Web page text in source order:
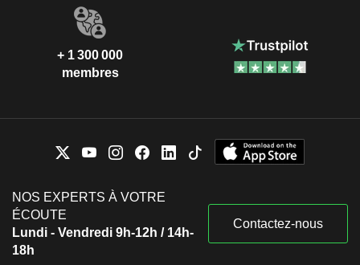
+ 1 300 000
membres
NOS EXPERTS À VOTRE
ÉCOUTE
Lundi - Vendredi 9h-12h / 14h-
18h
Contactez-nous